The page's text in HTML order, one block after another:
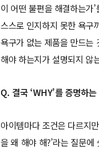
이 어떤 불편을 해결하는가
스스로 인지하지 못한 욕구
욕구가 없는 제품을 만드는
해야 하는지가 설명되지 않
Q. 결국 ‘WHY’를 증명하
아이템마다 조건은 다르지
을 왜 해야 해?’라는 질문